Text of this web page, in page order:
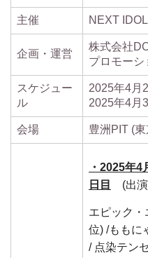
主催 NEXT
企画・運営
株式会社
プロモーシ
スケジュー
ル
2025年4月
2025年4月
会場 豊洲PIT (
・2025年
日目
(出
エピック・
位) /ももに
/ 点染テン